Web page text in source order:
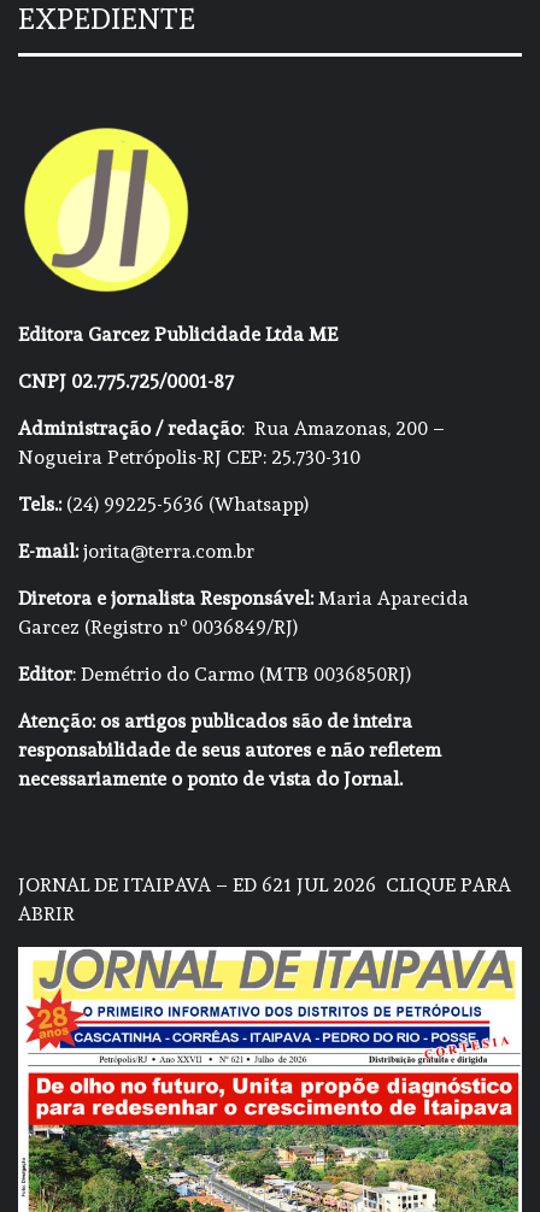
EXPEDIENTE
Editora Garcez Publicidade Ltda ME
CNPJ 02.775.725/0001-87
Administração / redação: Rua Amazonas, 200 –
Nogueira Petrópolis-RJ CEP: 25.730-310
Tels.:(24) 99225-5636 (Whatsapp)
E-mail:jorita@terra.com.br
Diretora e jornalista Responsável:Maria Aparecida
Garcez (Registro nº 0036849/RJ)
Editor: Demétrio do Carmo (MTB 0036850RJ)
Atenção: os artigos publicados são de inteira
responsabilidade de seus autores e não refletem
necessariamente o ponto de vista do Jornal.
JORNAL DE ITAIPAVA – ED 621 JUL 2026 CLIQUE PARA
ABRIR